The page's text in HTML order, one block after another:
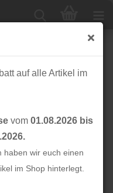
auf alle Artikel im
vom 01.08.2026 bis
haben wir euch einen
im Shop hinterlegt.
grey - Mind the